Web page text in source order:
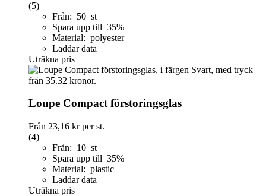
(5)
Från: 50 st
Spara upp till 35%
Material: polyester
Laddar data
Uträkna pris
Loupe Compact förstoringsglas
Från 23,16 krper st.
(4)
Från: 10 st
Spara upp till 35%
Material: plastic
Laddar data
Uträkna pris